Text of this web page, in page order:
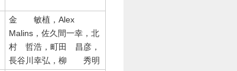
金 敏植，Alex
Malins，佐久間一幸，北
村 哲浩，町田 昌彦，
長谷川幸弘，柳 秀明